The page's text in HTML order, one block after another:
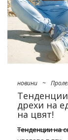
cropped czy
новини ~
дрехи на
на цвят!
Тенденции на